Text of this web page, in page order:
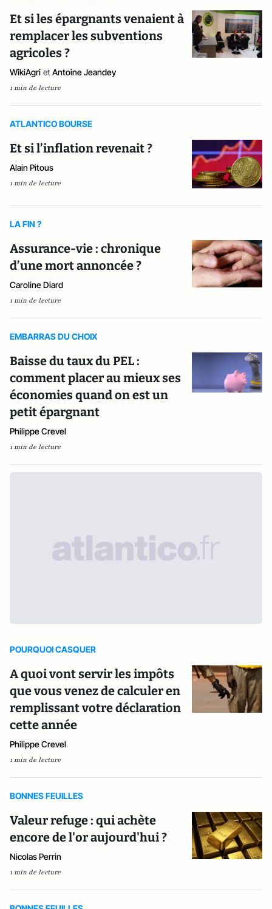
Et si les épargnants venaient à
remplacer les subventions
agricoles ?
WikiAgri et Antoine Jeandey
1 min de lecture
ATLANTICO BOURSE
Et si l’inflation revenait ?
Alain Pitous
1 min de lecture
LA FIN ?
Assurance-vie : chronique
d’une mort annoncée ?
Caroline Diard
1 min de lecture
EMBARRAS DU CHOIX
Baisse du taux du PEL :
comment placer au mieux ses
économies quand on est un
petit épargnant
Philippe Crevel
1 min de lecture
POURQUOI CASQUER
A quoi vont servir les impôts
que vous venez de calculer en
remplissant votre déclaration
cette année
Philippe Crevel
1 min de lecture
BONNES FEUILLES
Valeur refuge : qui achète
encore de l'or aujourd'hui ?
Nicolas Perrin
1 min de lecture